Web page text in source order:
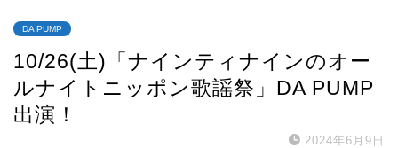
DA PUMP
10/26(土)「ナインティナインのオー
ルナイトニッポン歌謡祭」DA PUMP
出演！
2024年6月9日